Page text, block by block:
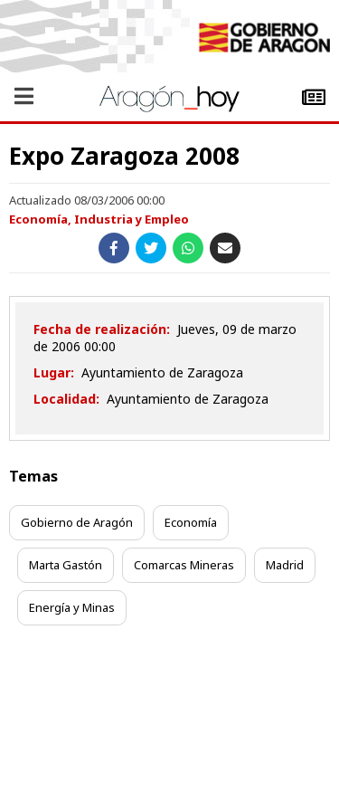
Expo Zaragoza 2008
Actualizado 08/03/2006 00:00
Economía, Industria y Empleo
Fecha de realización: jueves, 09 de marzo
de 2006 00:00
Lugar: Ayuntamiento de Zaragoza
Localidad: Ayuntamiento de Zaragoza
Temas
Gobierno de Aragón Economía
Marta Gastón Comarcas Mineras Madrid
Energía y Minas